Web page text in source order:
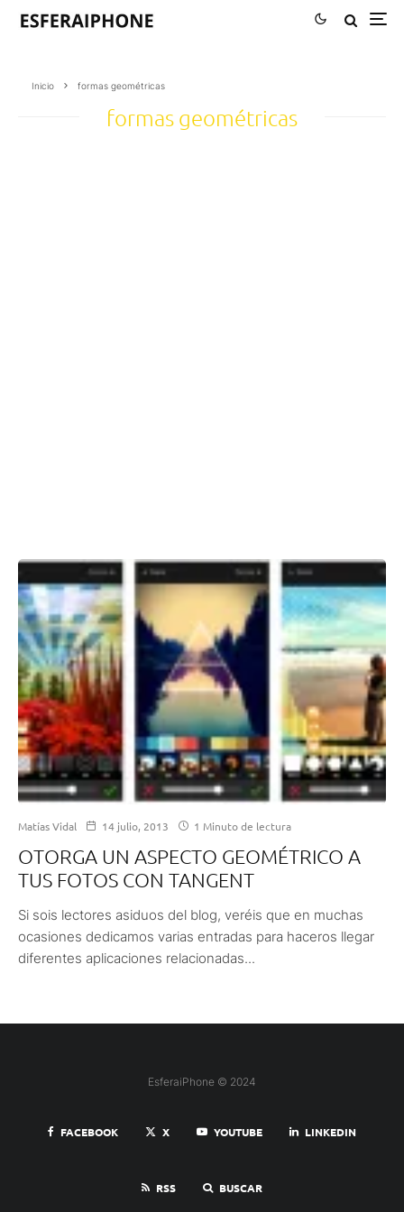
Inicio formas geométricas
formas geométricas
Matías Vidal 14 julio, 2013 1 Minuto de lectura
OTORGA UN ASPECTO GEOMÉTRICO A
TUS FOTOS CON TANGENT
Si sois lectores asiduos del blog, veréis que en muchas
ocasiones dedicamos varias entradas para haceros llegar
diferentes aplicaciones relacionadas...
EsferaiPhone © 2024
FACEBOOK X YOUTUBE LINKEDIN
RSS BUSCAR